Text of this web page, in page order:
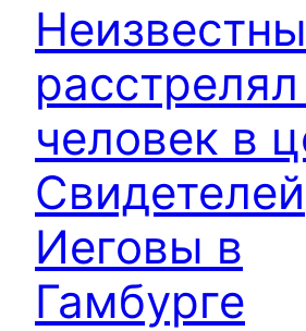
человек в
Свидетелей
Иеговы в
Гамбурге